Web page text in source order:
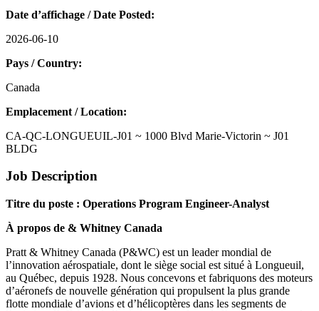
Date d’affichage / Date Posted:
2026-06-10
Pays / Country:
Canada
Emplacement / Location:
CA-QC-LONGUEUIL-J01 ~ 1000 Blvd Marie-Victorin ~ J01
BLDG
Job Description
Titre du poste : Operations Program Engineer-Analyst
À propos de & Whitney Canada
Pratt & Whitney Canada (P&WC) est un leader mondial de
l’innovation aérospatiale, dont le siège social est situé à Longueuil,
au Québec, depuis 1928. Nous concevons et fabriquons des moteurs
d’aéronefs de nouvelle génération qui propulsent la plus grande
flotte mondiale d’avions et d’hélicoptères dans les segments de